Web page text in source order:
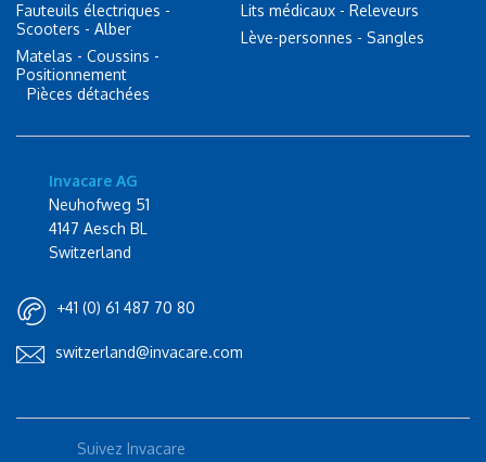
Fauteuils électriques -
Scooters - Alber
Matelas - Coussins -
Positionnement
Lits médicaux - Releveurs
Lève-personnes - Sangles
Pièces détachées
Invacare AG
Neuhofweg 51
4147 Aesch BL
Switzerland
+41 (0) 61 487 70 80
switzerland@invacare.com
Suivez Invacare
Rolli-Community